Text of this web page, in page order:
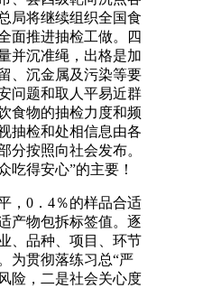
局将继续组织全国食
面推进抽检工做。四
并沉准绳，出格是加
、沉金属及污染等要
问题和取人平易近群
食物的抽检力度和频
抽检和处相信息由各
分按照向社会发布。
吃得安心”的主要！
0．4％的样品合适
产物包拆标签值。逐
、品种、项目、环节
为贯彻落练习总“严
险，二是社会关心度